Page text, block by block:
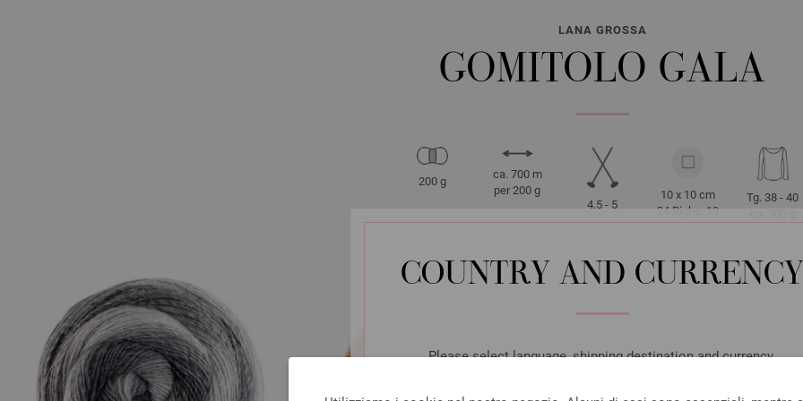
COUNTRY AND CURRENCY
Please select language, shipping destination and currency.
LANA GROSSA
GOMITOLO GALA
200 g
ca. 700 m
per 200 g
4,5 - 5
10 x 10 cm
24 Righe, 19
Maglie
Tg. 38 - 40